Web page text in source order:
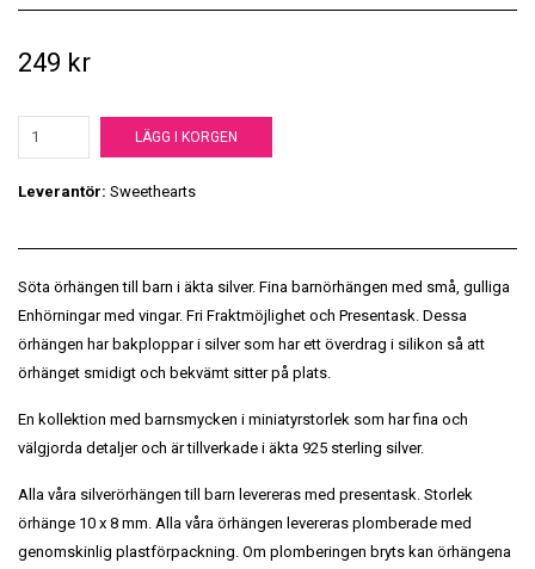
249 kr
LÄGG I KORGEN
Leverantör: Sweethearts
Söta örhängen till barn i äkta silver. Fina barnörhängen med små, gulliga
Enhörningar med vingar. Fri Fraktmöjlighet och Presentask. Dessa
örhängen har bakploppar i silver som har ett överdrag i silikon så att
örhänget smidigt och bekvämt sitter på plats.
En kollektion med barnsmycken i miniatyrstorlek som har fina och
välgjorda detaljer och är tillverkade i äkta 925 sterling silver.
Alla våra silverörhängen till barn levereras med presentask. Storlek
örhänge 10 x 8 mm. Alla våra örhängen levereras plomberade med
genomskinlig plastförpackning. Om plomberingen bryts kan örhängena